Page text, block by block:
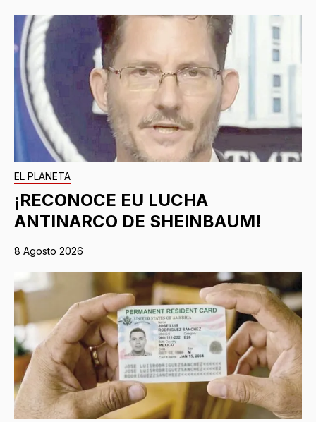
EL PLANETA
¡RECONOCE EU LUCHA
ANTINARCO DE SHEINBAUM!
8 Agosto 2026